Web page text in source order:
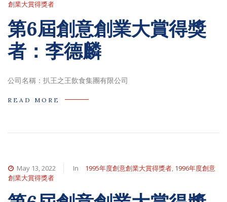
創業大賞得獎者
第6屆創意創業大賞得獎
者：李德麟
公司名稱：扒王之王飲食集團有限公司
READ MORE
May 13, 2022 In 1995年度創意創業大賞得獎者, 1996年度創意
創業大賞得獎者